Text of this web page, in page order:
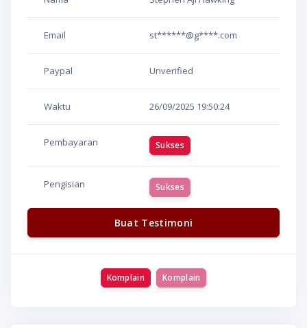
Email st******@g****.com
Paypal Unverified
Waktu 26/09/2025 19:50:24
Pembayaran Sukses
Pengisian Sukses
Buat Testimoni
Komplain Komplain